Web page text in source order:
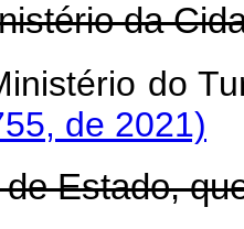
da
do
de 2021)
Estado,